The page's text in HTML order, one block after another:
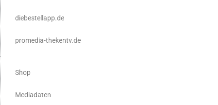
diebestellapp.de
promedia-thekentv.de
Shop
Mediadaten